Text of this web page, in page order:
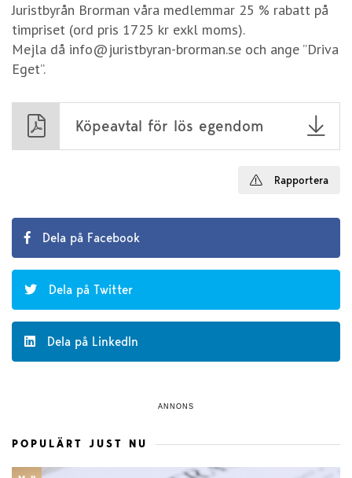
Dela på Facebook
Dela på Twitter
Dela på LinkedIn
Juristbyrån Brorman våra medlemmar 25 % rabatt på
timpriset (ord pris 1725 kr exkl moms).
Mejla då info@juristbyran-brorman.se och ange ”Driva
Eget”.
Köpeavtal för lös egendom
Rapportera
ANNONS
POPULÄRT JUST NU